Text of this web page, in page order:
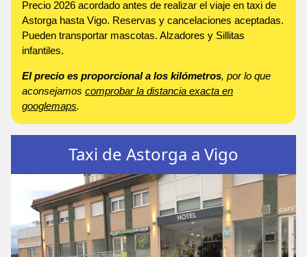
Precio 2026 acordado antes de realizar el viaje en taxi de
Astorga hasta Vigo. Reservas y cancelaciones aceptadas.
Pueden transportar mascotas. Alzadores y Sillitas
infantiles.
El precio es proporcional a los kilómetros, por lo que
aconsejamos comprobar la distancia exacta en
googlemaps.
Taxi de Astorga a Vigo